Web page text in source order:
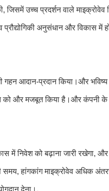
उच्च प्रदर्शन वाले माइक्रोवेव
अनुसंधान और विकास में
आदान-प्रदान किया।और भविष्य
को और मजबूत किया है।और कंपनी
में निवेश को बढ़ाना जारी रखेगा,
हांगकांग माइक्रोवेव अधिक
देना।.